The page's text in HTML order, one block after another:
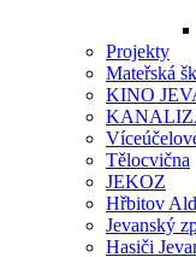
Projekty
Mateřská
KINO
Tělocvična
JEKOZ
Hřbitov
Jevanský
Hasiči